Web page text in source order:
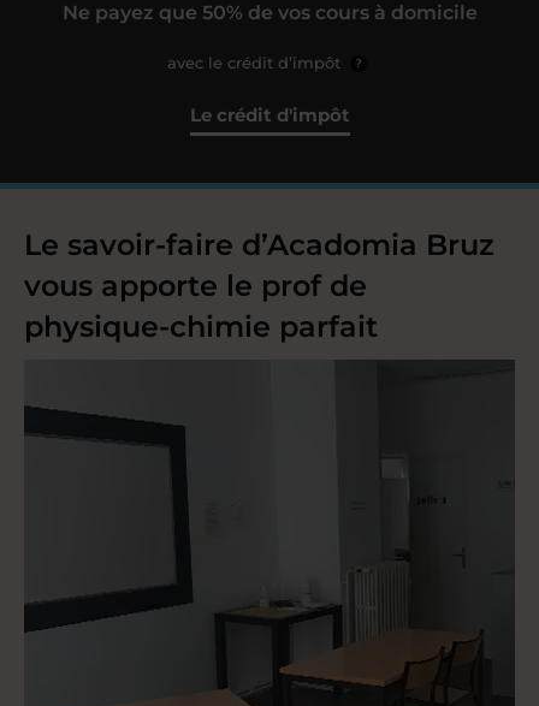
Ne payez que 50% de vos cours à domicile
avec le crédit d’impôt ?
Le crédit d'impôt
Le savoir-faire d’Acadomia Bruz
vous apporte le prof de
physique-chimie parfait